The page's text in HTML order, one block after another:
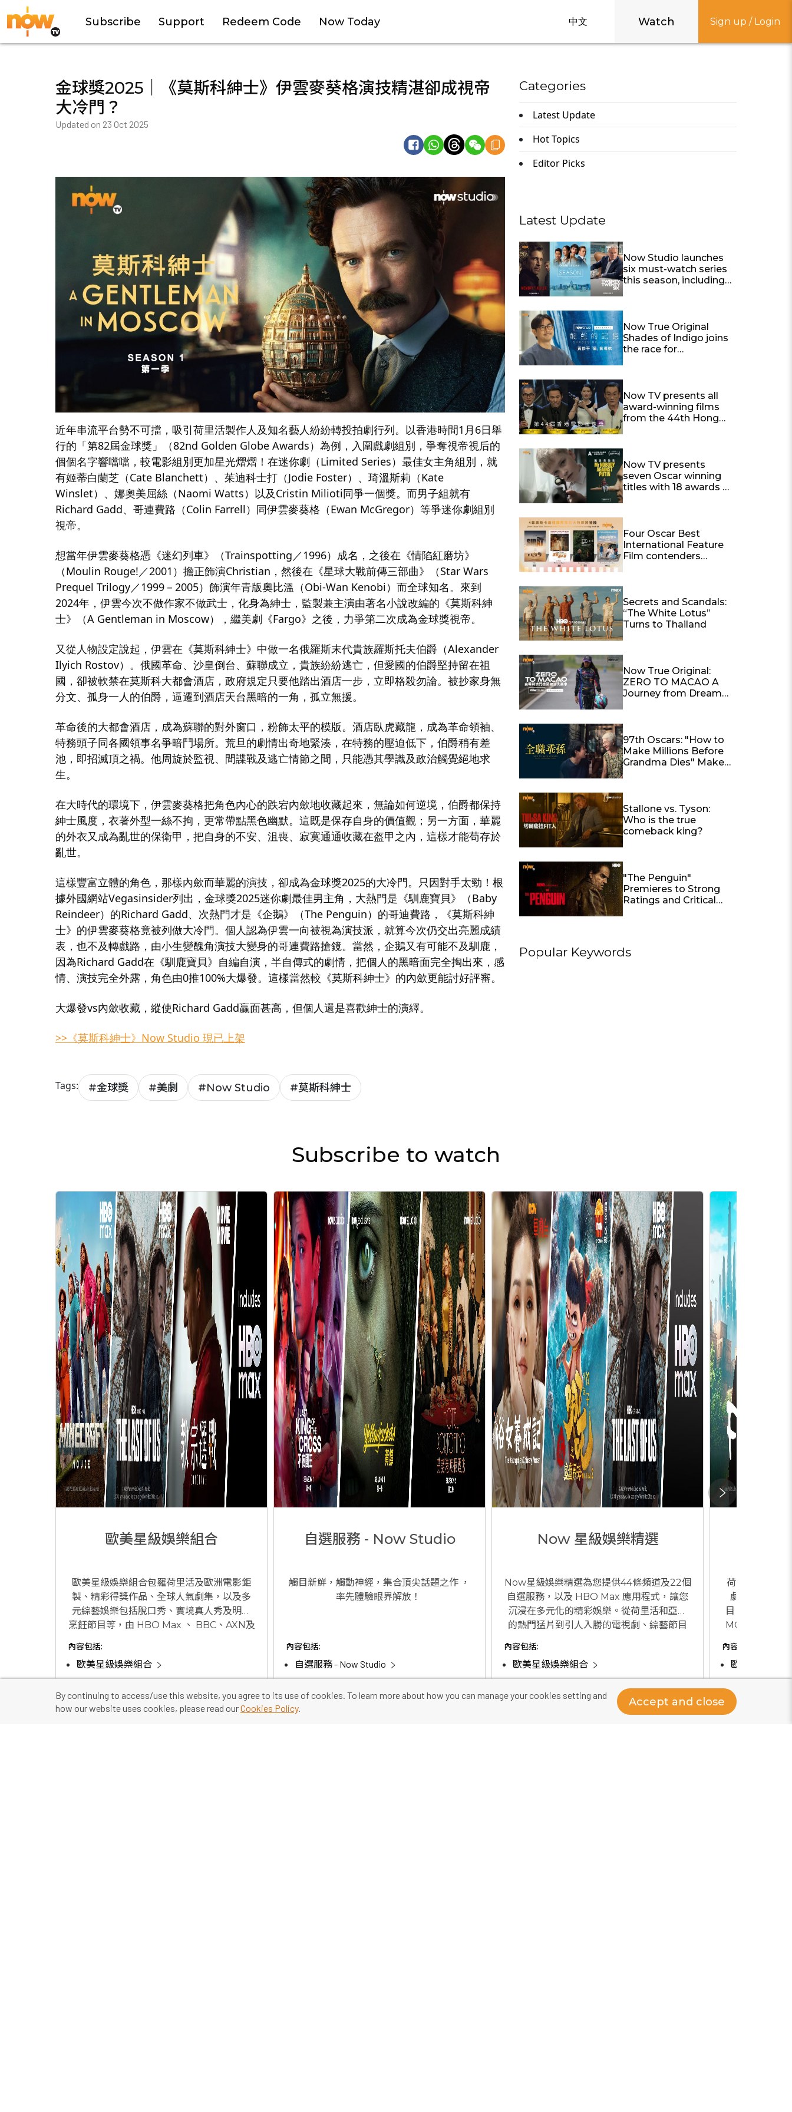
Subscribe Support Redeem Code Now Today 中文 Watch Sign up / Login
金球獎2025｜《莫斯科紳士》伊雲麥葵格演技精湛卻成視帝
大冷門？
Updated on 23 Oct 2025
近年串流平台勢不可擋，吸引荷里活製作人及知名藝人紛紛轉投拍劇行列。以香港時間1月6日舉
行的「第82屆金球獎」（82nd Golden Globe Awards）為例，入圍戲劇組別，爭奪視帝視后的
個個名字響噹噹，較電影組別更加星光熠熠！在迷你劇（Limited Series）最佳女主角組別，就
有姬蒂白蘭芝（Cate Blanchett）、茱迪科士打（Jodie Foster）、琦溫斯莉（Kate
Winslet）、娜奧美屈絲（Naomi Watts）以及Cristin Milioti同爭一個獎。而男子組就有
Richard Gadd、哥連費路（Colin Farrell）同伊雲麥葵格（Ewan McGregor）等爭迷你劇組別
視帝。
想當年伊雲麥葵格憑《迷幻列車》（Trainspotting／1996）成名，之後在《情陷紅磨坊》
（Moulin Rouge!／2001）擔正飾演Christian，然後在《星球大戰前傳三部曲》（Star Wars
Prequel Trilogy／1999－2005）飾演年青版奧比溫（Obi-Wan Kenobi）而全球知名。來到
2024年，伊雲今次不做作家不做武士，化身為紳士，監製兼主演由著名小說改編的《莫斯科紳
士》（A Gentleman in Moscow），繼美劇《Fargo》之後，力爭第二次成為金球獎視帝。
又從人物設定說起，伊雲在《莫斯科紳士》中做⼀名俄羅斯末代貴族羅斯托夫伯爵（Alexander
Ilyich Rostov）。俄國革命、沙皇倒台、蘇聯成立，貴族紛紛逃亡，但愛國的伯爵堅持留在祖
國，卻被軟禁在莫斯科大都會酒店，政府規定只要他踏出酒店⼀步，立即格殺勿論。被抄家身無
分文、孤身一人的伯爵，逼遷到酒店天台黑暗的一角，孤立無援。
革命後的大都會酒店，成為蘇聯的對外窗口，粉飾太平的模版。酒店臥虎藏龍，成為革命領袖、
特務頭子同各國領事名爭暗鬥場所。荒旦的劇情出奇地緊湊，在特務的壓迫低下，伯爵稍有差
池，即招滅頂之禍。他周旋於監視、間諜戰及逃亡情節之間，只能憑其學識及政治觸覺絕地求
生。
在大時代的環境下，伊雲麥葵格把角色內心的跌宕內歛地收藏起來，無論如何逆境，伯爵都保持
紳士風度，衣著外型⼀絲不拘，更常帶點黑色幽默。這既是保存自身的價值觀；另一方面，華麗
的外衣又成為亂世的保衛甲，把自身的不安、沮喪、寂寞通通收藏在盔甲之內，這樣才能苟存於
亂世。
這樣豐富立體的角色，那樣內歛而華麗的演技，卻成為金球獎2025的大冷門。只因對手太勁！根
據外國網站Vegasinsider列出，金球獎2025迷你劇最佳男主角，大熱門是《馴鹿寶貝》（Baby
Reindeer）的Richard Gadd、次熱門才是《企鵝》（The Penguin）的哥迪費路，《莫斯科紳
士》的伊雲麥葵格竟被列做大冷門。個人認為伊雲⼀向被視為演技派，就算今次仍交出亮麗成績
表，也不及轉戲路，由小生變醜角演技大變身的哥連費路搶鏡。當然，企鵝又有可能不及馴鹿，
因為Richard Gadd在《馴鹿寶貝》自編自演，半自傳式的劇情，把個人的黑暗面完全掏出來，感
情、演技完全外露，角色由0推100%大爆發。這樣當然較《莫斯科紳士》的內歛更能討好評審。
大爆發vs內歛收藏，縱使Richard Gadd贏面甚高，但個人還是喜歡紳士的演繹。
>>《莫斯科紳士》Now Studio 現已上架
Tags: #金球獎 #美劇 #Now Studio #莫斯科紳士
Categories
Latest Update
Hot Topics
Editor Picks
Latest Update
Now Studio launches
six must-watch series
this season, including
Now True Original
Shades of Indigo joins
the race for
Now TV presents all
award‑winning films
from the 44th Hong
now available
(Release schedule
attached)
Now TV presents
seven Oscar winning
titles with 18 awards |
on Now True
Four Oscar Best
International Feature
Film contenders
Agent, It Was Just an
Accident and Sirāt |
Now TV x MOViE
offers
Secrets and Scandals:
“The White Lotus”
Turns to Thailand
Now True Original:
ZERO TO MACAO A
Journey from Dreams
97th Oscars: "How to
Make Millions Before
Grandma Dies" Makes
Film
Stallone vs. Tyson:
Who is the true
comeback king?
"The Penguin"
Premieres to Strong
Ratings and Critical
Popular Keywords
Subscribe to watch
歐美星級娛樂組合
歐美星級娛樂組合包羅荷里活及歐洲電影鉅
製、精彩得獎作品、全球人氣劇集，以及多
元綜藝娛樂包括脫口秀、實境真人秀及明星
烹飪節目等，由 HBO Max 、 BBC、AXN及
播及自選服務，更可同時收看由 Now
Studio 精心準備的獨家劇集及娛樂節目。
內容包括:
歐美星級娛樂組合
自選服務 - Now Studio
觸目新鮮，觸動神經，集合頂尖話題之作 ，
率先體驗眼界解放！
內容包括:
自選服務 - Now Studio
Now 星級娛樂精選
Now星級娛樂精選為您提供44條頻道及22個
自選服務，以及 HBO Max 應用程式，讓您
沉浸在多元化的精彩娛樂。從荷里活和亞洲
的熱門猛片到引人入勝的電視劇、綜藝節目
組合及亞洲星級娛樂組合的頂級內容。而
且，您還可以享受Now Sport 1帶來的各種
體育賽事的刺激！
內容包括:
歐美星級娛樂組合
荷里活及歐洲
劇集、脫口秀
目；由 HBO
MOViE、Now
娛樂節目，享
內容包括:
歐美星級娛樂
By continuing to access/use this website, you agree to its use of cookies. To learn more about how you can manage your cookies setting and
how our website uses cookies, please read ourCookies Policy. Accept and close